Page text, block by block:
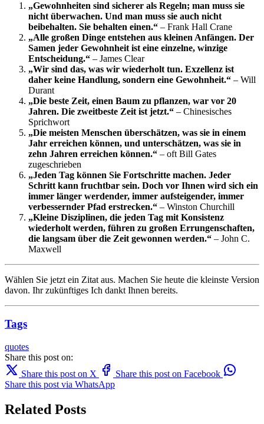
„Gewohnheiten sind sicherer als Regeln; man muss sie
nicht überwachen. Und man muss sie auch nicht
beibehalten. Sie behalten einen.“ – Frank Hall Crane
„Alle großen Dinge entstehen aus kleinen Anfängen. Der
Samen jeder Gewohnheit ist eine einzelne, winzige
Entscheidung.“ – James Clear
„Wir sind das, was wir wiederholt tun. Exzellenz ist
daher keine Handlung, sondern eine Gewohnheit.“ – Will
Durant
„Die beste Zeit, einen Baum zu pflanzen, war vor 20
Jahren. Die zweitbeste Zeit ist jetzt.“ – Chinesisches
Sprichwort
„Die meisten Menschen überschätzen, was sie in einem
Jahr erreichen können, und unterschätzen, was sie in
zehn Jahren erreichen können.“ – oft Bill Gates
zugeschrieben
„Jeden Tag können Sie Fortschritte machen. Jeder
Schritt kann fruchtbar sein. Doch vor Ihnen wird sich ein
immer länger werdender, immer aufsteigender, immer
verbessernder Pfad erstrecken.“ – Winston Churchill
„Kleine Disziplinen, die jeden Tag mit Konsistenz
wiederholt werden, führen zu großen Errungenschaften,
die langsam über die Zeit gewonnen werden.“ – John C.
Maxwell
Wählen Sie jetzt ein Zitat aus. Machen Sie heute die kleinste Version
davon. Ihr zukünftiges Ich dankt Ihnen bereits.
Tags
quotes
Share this post on:
Share this post on X
Share this post on Facebook
Share this post via WhatsApp
Related Posts